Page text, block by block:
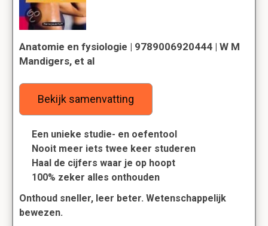
Anatomie en fysiologie | 9789006920444 | W M
Mandigers, et al
Bekijk samenvatting
Een unieke studie- en oefentool
Nooit meer iets twee keer studeren
Haal de cijfers waar je op hoopt
100% zeker alles onthouden
Onthoud sneller, leer beter. Wetenschappelijk
bewezen.